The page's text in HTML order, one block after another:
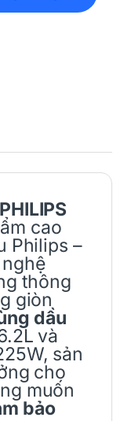
cao
Philips –
thông
giòn
dầu
và
sản
cho
muốn
bảo